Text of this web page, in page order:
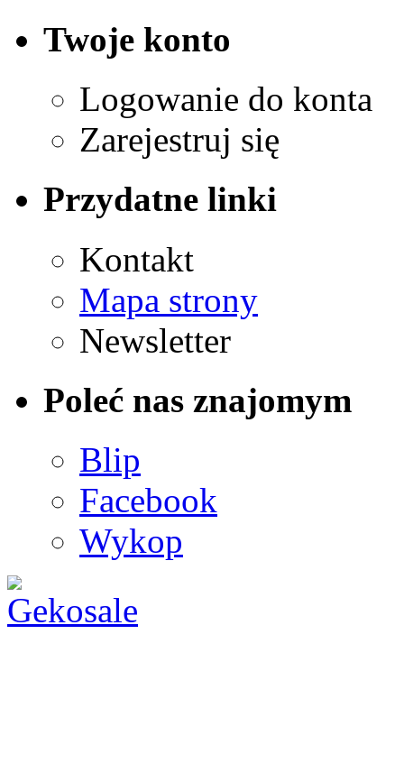
Twoje konto
Logowanie do konta
Zarejestruj się
Przydatne linki
Kontakt
Mapa strony
Newsletter
Poleć nas znajomym
Blip
Facebook
Wykop